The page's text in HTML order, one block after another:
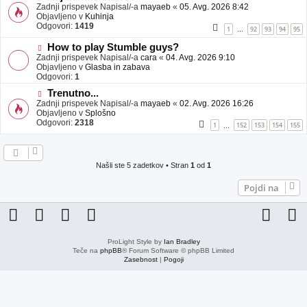
a
v
e
o
v
e
b
a
v
e
Zadnji prispevek Napisal/-a mayaeb « 05. Avg. 2026 8:42
Objavljeno v Kuhinja
Odgovori: 1419 1 92 93 94 95
N
o
v
e
o
b
j
a
v
e
How to play Stumble guys?
Zadnji prispevek Napisal/-a cara « 04. Avg. 2026 9:10
Objavljeno v Glasba in zabava
Odgovori: 1
N
o
v
e
o
Trenutno...
Zadnji prispevek Napisal/-a mayaeb « 02. Avg. 2026 16:26
Objavljeno v Splošno
Odgovori: 2318 1 152 153 154 155
Našli ste 5 zadetkov • Stran 1 od 1
Pojdi na
ProLight Style by Ian Bradley
Teče na phpBB® Forum Software © phpBB Limited
Zasebnost| Pogoji